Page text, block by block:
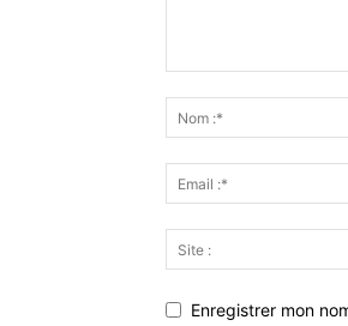
Enregistrer mon